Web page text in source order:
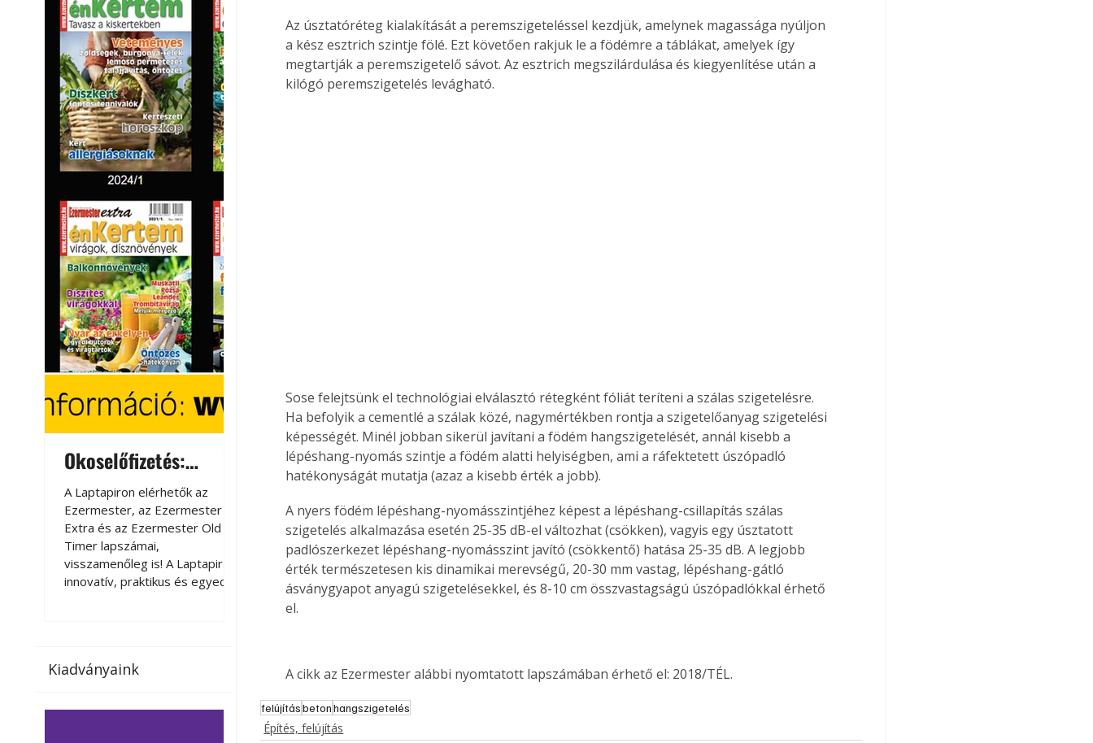
Okoselőfizetés:
Ezermester Extra
A Laptapiron elérhetők az
Ezermester, az Ezermester
Extra és az Ezermester Old
Timer lapszámai,
visszamenőleg is! A Laptapir új,
innovatív, praktikus és egyedi
az otthonában, útközben vagy
elérhetők lapszámaink. Bárhol,
Okoselőfizetés
Ezermester, az Ezermester
Extra és az Ezermester Old
Timer lapszámai,
visszamenőleg is! A Laptapir új,
innovatív, praktikus és egyedi
megoldás a nyomtatott
magazinok digitális olvasására
az otthonában, útközben vagy
elérhetők lapszámaink. Bárhol,
bármikor, akár külföldön élve
Együtt jobban megéri!
Bővebb információ itt!
könyvek tetszőleges
párosítással kedvezményes
áron, 0 Ft postaköltséggel
megrendelhetők!
Kiadványaink
Az úsztatóréteg kialakítását a peremszigeteléssel kezdjük, amelynek magassága nyúljon
a kész esztrich szintje fölé. Ezt követően rakjuk le a födémre a táblákat, amelyek így
megtartják a peremszigetelő sávot. Az esztrich megszilárdulása és kiegyenlítése után a
kilógó peremszigetelés levágható.
Sose felejtsünk el technológiai elválasztó rétegként fóliát teríteni a szálas szigetelésre.
Ha befolyik a cementlé a szálak közé, nagymértékben rontja a szigetelőanyag szigetelési
képességét. Minél jobban sikerül javítani a födém hangszigetelését, annál kisebb a
lépéshang-nyomás szintje a födém alatti helyiségben, ami a ráfektetett úszópadló
hatékonyságát mutatja (azaz a kisebb érték a jobb).
A nyers födém lépéshang-nyomásszintjéhez képest a lépéshang-csillapítás szálas
szigetelés alkalmazása esetén 25-35 dB-el változhat (csökken), vagyis egy úsztatott
padlószerkezet lépéshang-nyomásszint javító (csökkentő) hatása 25-35 dB. A legjobb
érték természetesen kis dinamikai merevségű, 20-30 mm vastag, lépéshang-gátló
ásványgyapot anyagú szigetelésekkel, és 8-10 cm összvastagságú úszópadlókkal érhető
el.
A cikk az Ezermester alábbi nyomtatott lapszámában érhető el: 2018/TÉL.
felújításbetonhangszigetelés
Építés, felújítás